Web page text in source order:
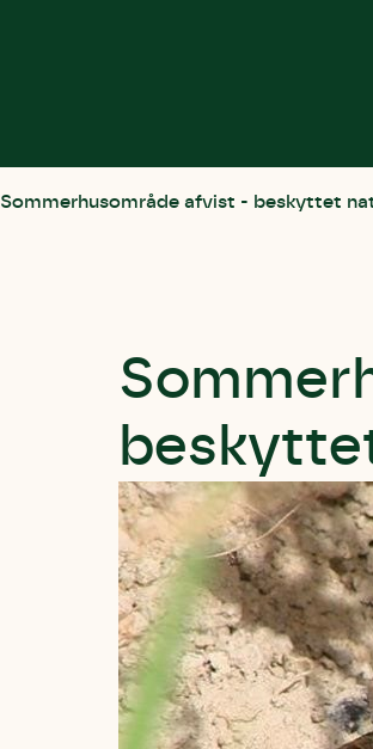
Sommerhusområde afvist - beskyttet